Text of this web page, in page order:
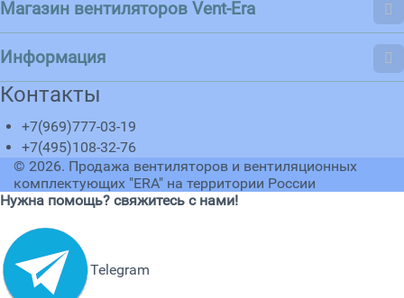
Магазин вентиляторов Vent-Era
Информация
Контакты
+7(969)777-03-19
+7(495)108-32-76
© 2026. Продажа вентиляторов и вентиляционных
комплектующих "ERA" на территории России
Нужна помощь? свяжитесь с нами!
Telegram